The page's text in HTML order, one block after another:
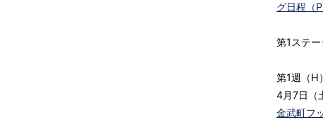
グ日程（
第1ステー
第1週（H
4月7日
金武町フ